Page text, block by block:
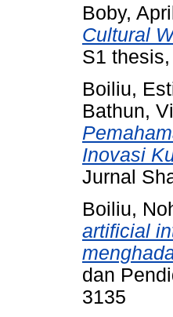
Boby,
Cultural
S1
Boiliu,
Bathun,
Inovasi
Jurnal
Boiliu,
artificial
dan
3135